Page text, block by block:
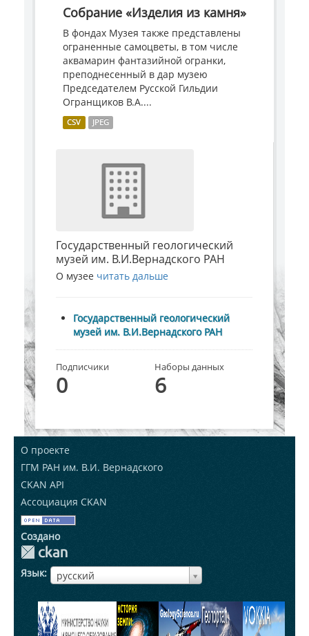
Собрание «Изделия из камня»
В фондах Музея также представлены
ограненные самоцветы, в том числе
аквамарин фантазийной огранки,
преподнесенный в дар музею
Председателем Русской Гильдии
Огранщиков В.А....
CSV JPEG
Государственный геологический
музей им. В.И.Вернадского РАН
О музее читать дальше
Государственный геологический
музей им. В.И.Вернадского РАН
Подписчики
0
Наборы данных
6
О проекте
ГГМ РАН им. В.И. Вернадского
CKAN API
Ассоциация CKAN
Создано
Язык русский
ЯзыкЯзык